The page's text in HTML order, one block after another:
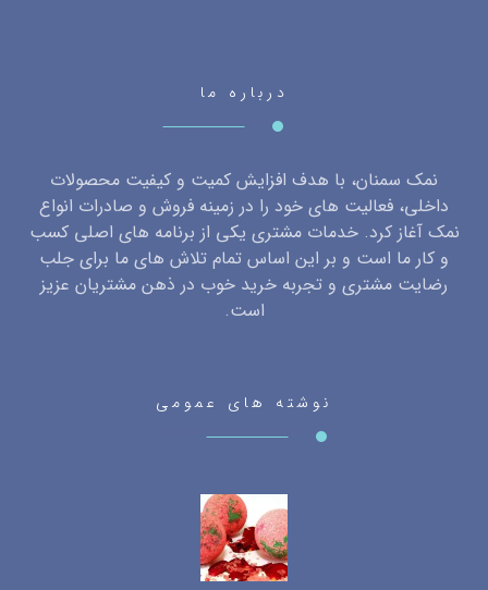
درباره ما
نمک سمنان، با هدف افزایش کمیت و کیفیت محصولات
داخلی، فعالیت های خود را در زمینه فروش و صادرات انواع
نمک آغاز کرد. خدمات مشتری یکی از برنامه های اصلی کسب
و کار ما است و بر این اساس تمام تلاش های ما برای جلب
رضایت مشتری و تجربه خرید خوب در ذهن مشتریان عزیز
است.
نوشته های عمومی